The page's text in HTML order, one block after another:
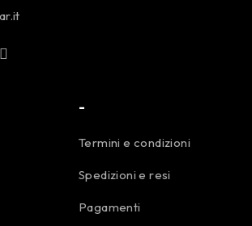
-
Termini e condizioni
Spedizioni e resi
Pagamenti